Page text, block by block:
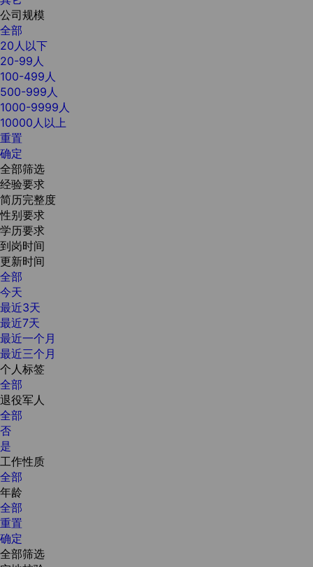
公司规模
全部
20人以下
20-99人
100-499人
500-999人
1000-9999人
10000人以上
重置
确定
全部筛选
经验要求
简历完整度
性别要求
学历要求
到岗时间
更新时间
全部
今天
最近3天
最近7天
最近一个月
最近三个月
个人标签
全部
退役军人
全部
否
是
工作性质
全部
年龄
全部
重置
确定
全部筛选